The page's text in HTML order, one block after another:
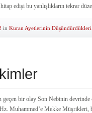
edişi bu yanlışlıkların tekrar
in Kuran Ayetlerinin Düşündürdükleri
bir olay Son Nebinin devrinde
Muhammed’e Mekke Müşrikleri,